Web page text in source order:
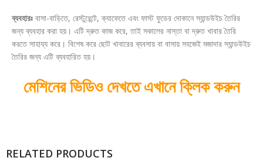
ব্যবহারঃ বাসা-বাড়িতে, রেস্টুরেন্টে, ক্যাফেতে এবং ফাস্ট ফুডের দোকানে স্যান্ডউইচ তৈরির
জন্য ব্যবহার করা হয়। এটি দ্রুত কাজ করে, তাই সকালের নাস্তা বা দ্রুত খাবার তৈরি
করতে সাহায্য করে। বিশেষ করে ছোট খাবারের ব্যবসায় বা বাসায় সহজেই মজাদার স্যান্ডউইচ
তৈরির জন্য এটি ব্যবহারিত হয়।
মেশিনের ভিডিও দেখতে এখানে ক্লিক করুন
RELATED PRODUCTS